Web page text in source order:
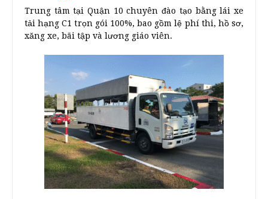
Trung tâm tại Quận 10 chuyên đào tạo bằng lái xe
tải hạng C1 trọn gói 100%, bao gồm lệ phí thi, hồ sơ,
xăng xe, bãi tập và lương giáo viên.